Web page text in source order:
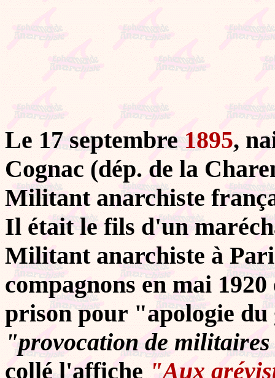
Le 17 septembre1895,
Cognac (dép. de la
Militant anarchiste
Il était le fils d'un
Militant anarchiste à
compagnons en mai
prison pour "apologie du
"provocation de
collé l'affiche "Aux